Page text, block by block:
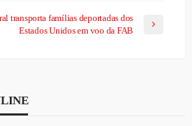
transporta famílias deportadas dos
Estados Unidos em voo da FAB